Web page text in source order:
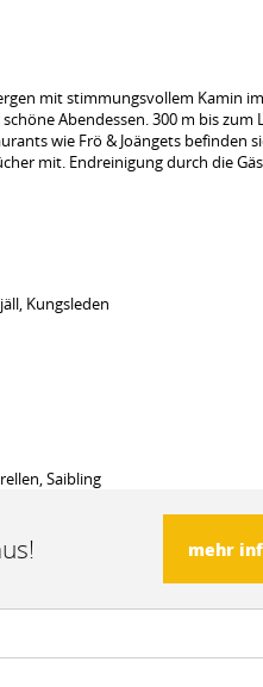
mit stimmungsvollem Kamin im
Abendessen. 300 m bis zum
wie Frö & Joängets befinden
mit. Endreinigung durch die
Kungsleden
Saibling
mehr